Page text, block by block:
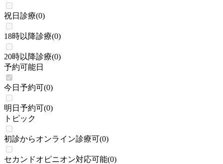
祝日診療(0)
18時以降診療(0)
20時以降診療(0)
予約可能日
今日予約可(0)
明日予約可(0)
トピック
初診からオンライン診療可(0)
セカンドオピニオン対応可能(0)